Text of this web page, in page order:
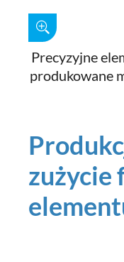
Precyzyjne
produkowane
zużycie